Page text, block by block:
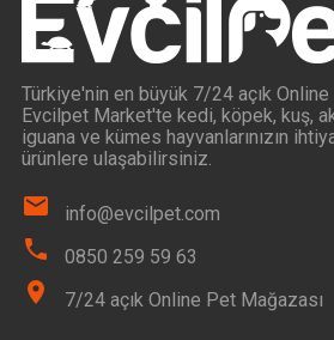
Türkiye'nin en büyük 7/24 açık
Evcilpet Market'te kedi, köpek, kuş,
iguana ve kümes hayvanlarınızın
ürünlere ulaşabilirsiniz.
info@evcilpet.com
0850 259 59 63
7/24 açık Online Pet Mağazası